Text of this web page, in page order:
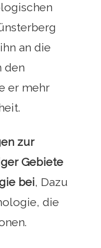
an die
den
er mehr
zur
Gebiete
bei, Dazu
die